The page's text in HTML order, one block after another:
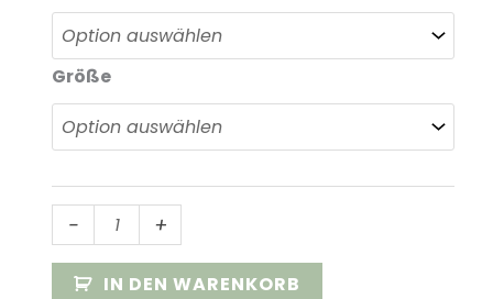
Größe
-
T-
Shirt
Pascucci
+
IN DEN WARENKORB